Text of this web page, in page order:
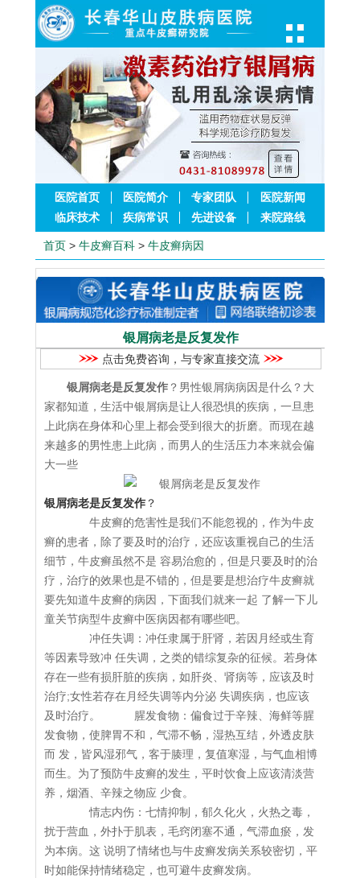
医院首页 医院简介 专家团队
医院新闻
临床技术
疾病常识 先进设备 来院路线
首页 > 牛皮癣百科 > 牛皮癣病因
银屑病老是反复发作
点击免费咨询，与专家直接交流
银屑病老是反复发作 ？男性银屑病病因是什么？大
家都知道，生活中银屑病是让人很恐惧的疾病，一旦患
上此病在身体和心里上都会受到很大的折磨。而现在越
来越多的男性患上此病，而男人的生活压力本来就会偏
大一些
银屑病老是反复发作 ？
牛皮癣的危害性是我们不能忽视的，作为牛皮
癣的患者，除了要及时的治疗，还应该重视自己的生活
细节，牛皮癣虽然不是 容易治愈的，但是只要及时的治
疗，治疗的效果也是不错的，但是要是想治疗牛皮癣就
要先知道牛皮癣的病因，下面我们就来一起 了解一下儿
童关节病型牛皮癣中医病因都有哪些吧。
冲任失调：冲任隶属于肝肾，若因月经或生育
等因素导致冲 任失调，之类的错综复杂的征候。若身体
存在一些有损肝脏的疾病，如肝炎、肾病等，应该及时
治疗;女性若存在月经失调等内分泌 失调疾病，也应该
及时治疗。 腥发食物：偏食过于辛辣、海鲜等腥
发食物，使脾胃不和，气滞不畅，湿热互结，外透皮肤
而 发，皆风湿邪气，客于腠理，复值寒湿，与气血相博
而生。为了预防牛皮癣的发生，平时饮食上应该清淡营
养，烟酒、辛辣之物应 少食。
情志内伤：七情抑制，郁久化火，火热之毒，
扰于营血，外扑于肌表，毛窍闭塞不通，气滞血瘀，发
为本病。这 说明了情绪也与牛皮癣发病关系较密切，平
时如能保持情绪稳定，也可避牛皮癣发病。